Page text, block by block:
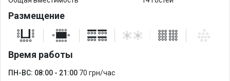
Размещение
Время работы
ПН-ВС: 08:00 - 21:00 70 грн/час